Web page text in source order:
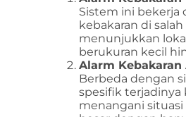
Sistem ini bekerja
kebakaran di
menunjukkan
berukuran kecil
Alarm Kebakaran
Berbeda dengan
spesifik
menangani